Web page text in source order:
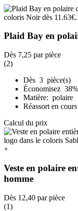
Plaid Bay en
Dès 7,25 par pièce
(2)
Dès 3 pièce(s)
Économisez 38%
Matière: polaire
Réassort en cours
Calcul du prix
+
Veste en polaire
homme
Dès 12,40 par pièce
(1)